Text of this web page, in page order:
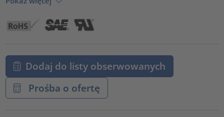
Dodaj do listy obserwowanych
Prośba o ofertę